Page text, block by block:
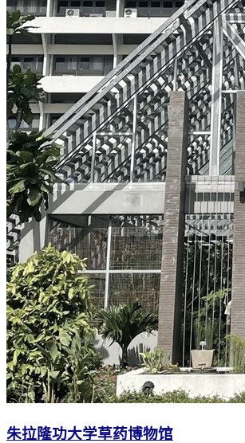
朱拉隆功大学草药博物馆